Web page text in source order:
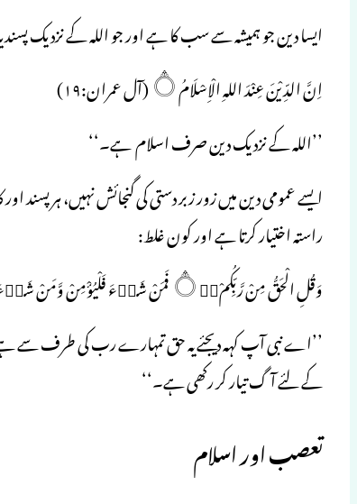
ایسا دین جو ہمیشہ سے سب کا ہے اور جو اللہ کے نزدیک
اِنَّ الدِّيْنَ عِنْدَ اللہِ الْاِسْلَامُ۝ (آل عمران:۱۹)
’’اللہ کے نزدیک دین صرف اسلام ہے۔‘‘
ایسے عمومی دین میں زور زبر دستی کی گنجائش نہیں، ہر پسند
راستہ اختیار کرتا ہے اور کون غلط:
وَقُلِ الْحَقُّ مِنْ رَّبِّكُمْ۝۰ۣ فَمَنْ شَاۗءَ فَلْيُؤْمِنْ وَّمَنْ شَاۗءَ فَلْيَكْفُرْ۝۰ۙ اِنَّآ اَعْتَدْنَا لِلظّٰلِمِيْنَ نَارًا۝۰ۙ (الکہف:۲۹)
’’اے نبی آپ کہہ دیجئے یہ حق تمہارے رب کی طرف
کے لئے آگ تیار کر رکھی ہے۔‘‘
تعصب اور اسلام